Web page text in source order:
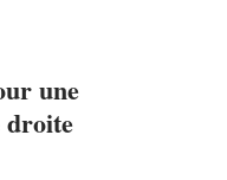
une
droite